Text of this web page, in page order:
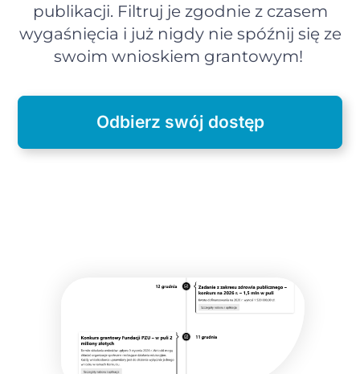
publikacji. Filtruj je zgodnie z czasem
wygaśnięcia i już nigdy nie spóźnij się ze
swoim wnioskiem grantowym!
Odbierz swój dostęp